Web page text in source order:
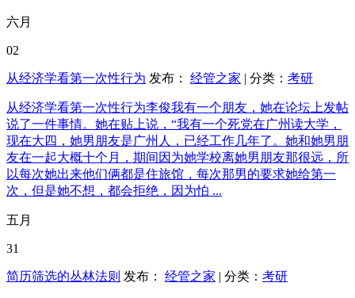
六月
02
从经济学看第一次性行为 发布： 经管之家 | 分类： 考研
从经济学看第一次性行为李俊我有一个朋友，她在论坛上发帖
说了一件事情。她在贴上说，“我有一个死党在广州读大学，
现在大四，她男朋友是广州人，已经工作几年了。她和她男朋
友在一起大概十个月，期间因为她学校离她男朋友那很远，所
以每次她出来他们俩都是住旅馆，每次那男的要求她给第一
次，但是她不想，都会拒绝，因为怕 ...
五月
31
简历筛选的丛林法则 发布： 经管之家 | 分类： 考研